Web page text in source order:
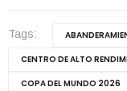
Tags:
CENTRO DE ALTO
COPA DEL MUNDO 2026